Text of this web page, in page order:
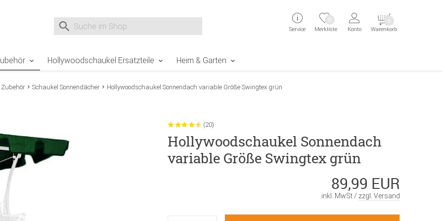
Suche nach
Service Merkliste
0
Konto Warenkorb
0
Hollywoodschaukel Ersatzteile Heim & Garten
Schaukel Sonnendächer Hollywoodschaukel Sonnendach variable Größe Swingtex grün
(20)
Hollywoodschaukel Sonnendach
variable Größe Swingtex grün
89,99 EUR
inkl. MwSt / zzgl. Versand